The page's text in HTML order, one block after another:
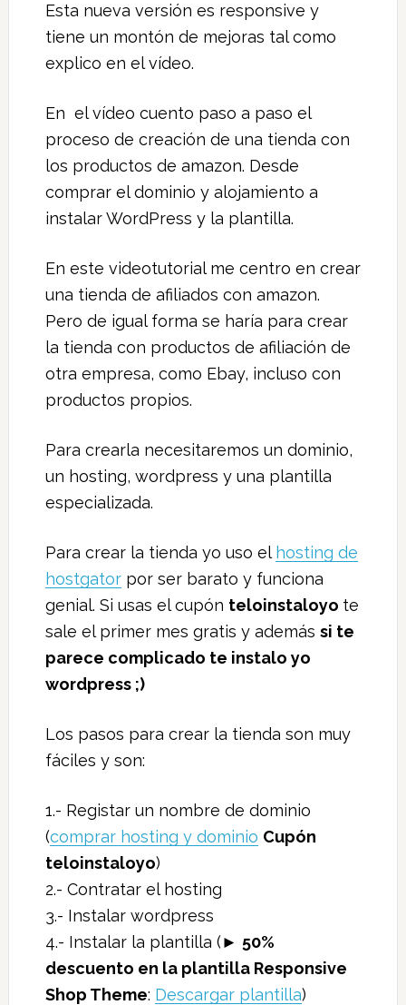
Esta nueva versión es responsive y
tiene un montón de mejoras tal como
explico en el vídeo.
En el vídeo cuento paso a paso el
proceso de creación de una tienda con
los productos de amazon. Desde
comprar el dominio y alojamiento a
instalar WordPress y la plantilla.
En este videotutorial me centro en crear
una tienda de afiliados con amazon.
Pero de igual forma se haría para crear
la tienda con productos de afiliación de
otra empresa, como Ebay, incluso con
productos propios.
Para crearla necesitaremos un dominio,
un hosting, wordpress y una plantilla
especializada.
Para crear la tienda yo uso el hosting de
hostgatorpor ser barato y funciona
genial. Si usas el cupón teloinstaloyo te
sale el primer mes gratis y además si te
parece complicado te instalo yo
wordpress ;)
Los pasos para crear la tienda son muy
fáciles y son:
1.- Registar un nombre de dominio
(comprar hosting y dominio Cupón
teloinstaloyo)
2.- Contratar el hosting
3.- Instalar wordpress
4.- Instalar la plantilla (► 50%
descuento en la plantilla Responsive
Shop Theme: Descargar plantilla)